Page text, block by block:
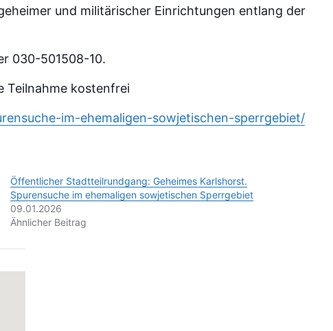
und militärischer Einrichtungen entlang der
030-501508-10.
Teilnahme kostenfrei
im-ehemaligen-sowjetischen-sperrgebiet/
Öffentlicher Stadtteilrundgang: Geheimes Karlshorst.
Spurensuche im ehemaligen sowjetischen Sperrgebiet
09.01.2026
Ähnlicher Beitrag